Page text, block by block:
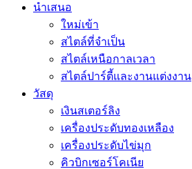
นำเสนอ
ใหม่เข้า
สไตล์ที่จำเป็น
สไตล์เหนือกาลเวลา
สไตล์ปาร์ตี้และงานแต่งงาน
วัสดุ
เงินสเตอร์ลิง
เครื่องประดับทองเหลือง
เครื่องประดับไข่มุก
คิวบิกเซอร์โคเนีย